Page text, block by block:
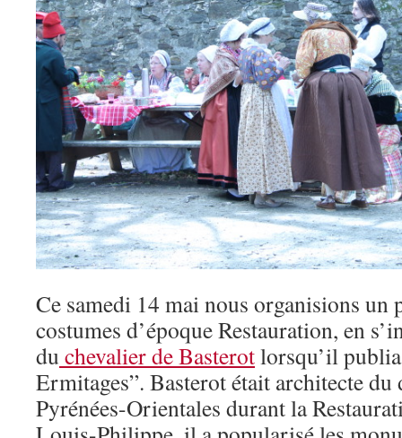
Ce samedi 14 mai nous organisions un
costumes d’époque Restauration, en
du chevalier de Basterotlorsqu’il
Ermitages”. Basterot était architecte du
Pyrénées-Orientales durant la